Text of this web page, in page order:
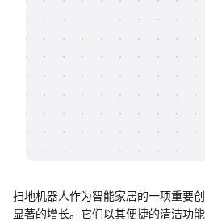
帮助中心
扫地机器人作为智能家居的一项重要
显著的增长。它们以其便捷的清洁功